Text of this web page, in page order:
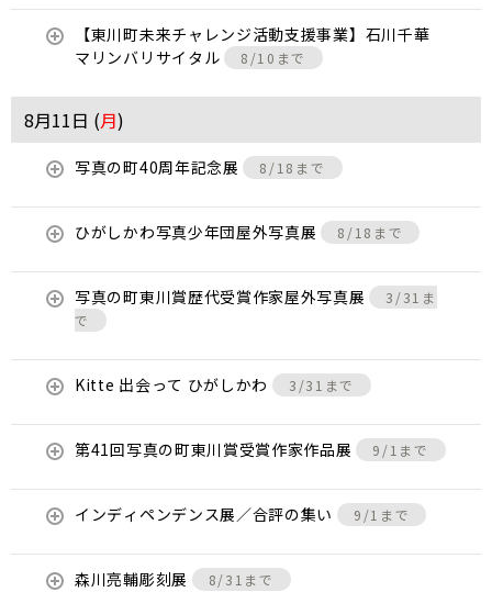
【東川町未来チャレンジ活動支援事業】石川千華
マリンバリサイタル
8/10まで
8月11日 (月)
写真の町40周年記念展 8/18まで
ひがしかわ写真少年団屋外写真展 8/18まで
写真の町東川賞歴代受賞作家屋外写真展
3/31ま
で
Kitte 出会って ひがしかわ 3/31まで
第41回写真の町東川賞受賞作家作品展 9/1まで
インディペンデンス展／合評の集い 9/1まで
森川亮輔彫刻展 8/31まで